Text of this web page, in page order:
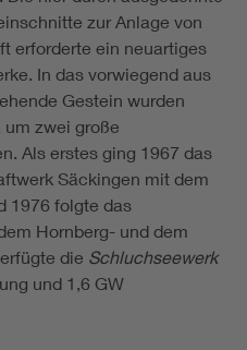
zur Anlage von
erforderte ein neuartiges
In das vorwiegend aus
Gestein wurden
zwei große
Als erstes ging 1967 das
Säckingen mit dem
1976 folgte das
Hornberg- und dem
die Schluchseewerk
und 1,6 GW